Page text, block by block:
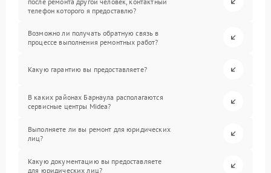
телефон которого я предоставлю?
Возможно ли получать обратную связь в
процессе выполнения ремонтных работ?
Какую гарантию вы предоставляете?
В каких районах Барнаула располагаются
сервисные центры Midea?
Выполняете ли вы ремонт для юридических
лиц?
Какую документацию вы предоставляете
для юридических лиц?